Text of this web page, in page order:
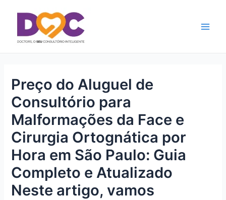
conteúdo
Preço do Aluguel de
Consultório para
Malformações da Face e
Cirurgia Ortognática por
Hora em São Paulo: Guia
Completo e Atualizado
Neste artigo, vamos